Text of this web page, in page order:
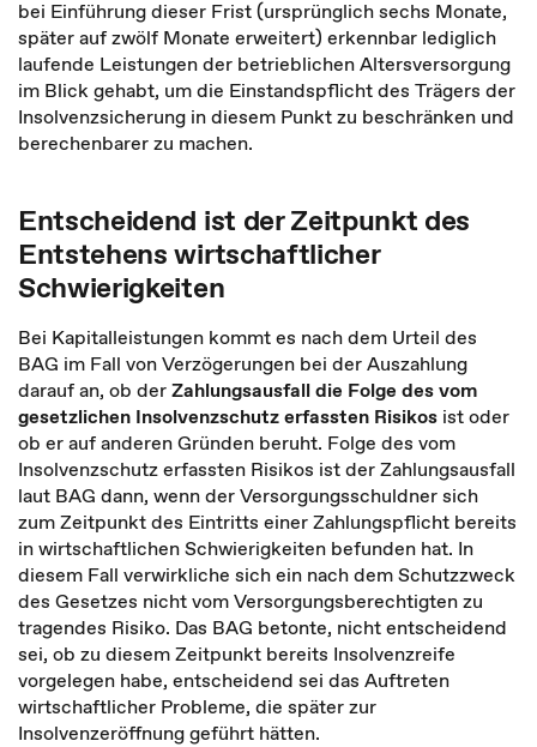
bei Einführung dieser Frist (ursprünglich sechs Monate,
später auf zwölf Monate erweitert) erkennbar lediglich
laufende Leistungen der betrieblichen Altersversorgung
im Blick gehabt, um die Einstandspflicht des Trägers der
Insolvenzsicherung in diesem Punkt zu beschränken und
berechenbarer zu machen.
Entscheidend ist der Zeitpunkt des
Entstehens wirtschaftlicher
Schwierigkeiten
Bei Kapitalleistungen kommt es nach dem Urteil des
BAG im Fall von Verzögerungen bei der Auszahlung
darauf an, ob derZahlungsausfall die Folge des vom
gesetzlichen Insolvenzschutz erfassten Risikos ist oder
ob er auf anderen Gründen beruht. Folge des vom
Insolvenzschutz erfassten Risikos ist der Zahlungsausfall
laut BAG dann, wenn der Versorgungsschuldner sich
zum Zeitpunkt des Eintritts einer Zahlungspflicht bereits
in wirtschaftlichen Schwierigkeiten befunden hat. In
diesem Fall verwirkliche sich ein nach dem Schutzzweck
des Gesetzes nicht vom Versorgungsberechtigten zu
tragendes Risiko. Das BAG betonte, nicht entscheidend
sei, ob zu diesem Zeitpunkt bereits Insolvenzreife
vorgelegen habe, entscheidend sei das Auftreten
wirtschaftlicher Probleme, die später zur
Insolvenzeröffnung geführt hätten.